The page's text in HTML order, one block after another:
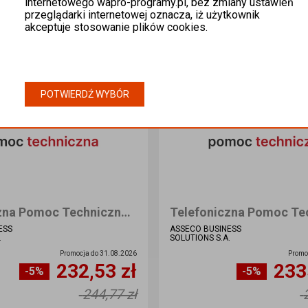
Telefoniczna Pomoc Techniczna (TPT) 30 dni
Promocja do 31.08.2026
-5% 232,53 zł
244,77 zł
Ilość sztuk
ASSECO BUSINESS
SOLUTIONS S.A.
-5% Ilość sztuk
przeglądarki internetowej oznacza, iż użytkownik
akceptuje stosowanie plików cookies.
POTWIERDŹ WYBÓR